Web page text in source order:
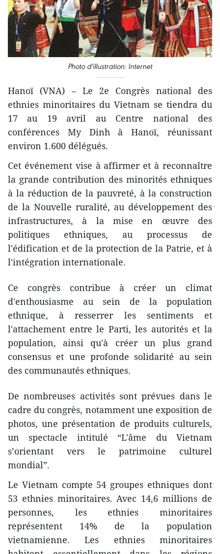
Photo d'illustration: Internet
Hanoï (VNA) – Le 2e Congrès national des
ethnies minoritaires du Vietnam se tiendra du
17 au 19 avril au Centre national des
conférences My Dinh à Hanoï, réunissant
environ 1.600 délégués.
Cet événement vise à affirmer et à reconnaître
la grande contribution des minorités ethniques
à la réduction de la pauvreté, à la construction
de la Nouvelle ruralité, au développement des
infrastructures, à la mise en œuvre des
politiques ethniques, au processus de
l'édification et de la protection de la Patrie, et à
l'intégration internationale.
Ce congrès contribue à créer un climat
d'enthousiasme au sein de la population
ethnique, à resserrer les sentiments et
l'attachement entre le Parti, les autorités et la
population, ainsi qu'à créer un plus grand
consensus et une profonde solidarité au sein
des communautés ethniques.
De nombreuses activités sont prévues dans le
cadre du congrès, notamment une exposition de
photos, une présentation de produits culturels,
un spectacle intitulé “L'âme du Vietnam
s’orientant vers le patrimoine culturel
mondial”.
Le Vietnam compte 54 groupes ethniques dont
53 ethnies minoritaires. Avec 14,6 millions de
personnes, les ethnies minoritaires
représentent 14% de la population
vietnamienne. Les ethnies minoritaires